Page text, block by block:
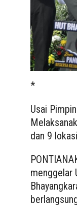
*
Usai
dan 9
menggelar